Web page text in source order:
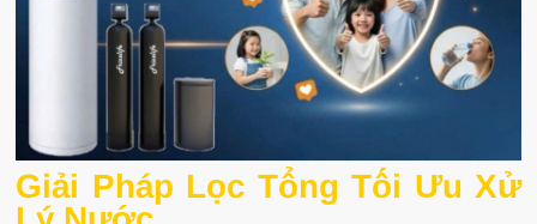
Giải Pháp Lọc Tổng Tối Ưu Xử